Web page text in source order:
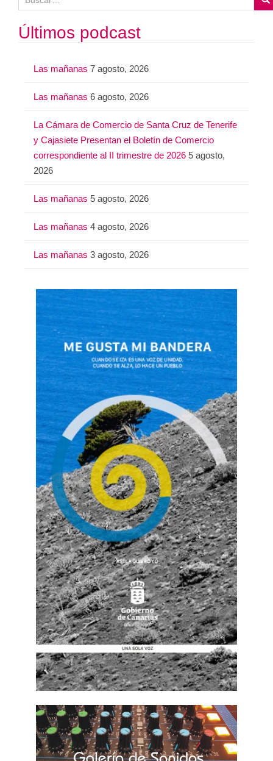
u
sÚltimos podcast
Las mañanas 7 agosto, 2026
Las mañanas 6 agosto, 2026
La Cámara de Comercio de Santa Cruz de Tenerife
y Cajasiete Presentan el Boletín de Comercio
correspondiente al II trimestre de 2026 5 agosto,
2026
Las mañanas 5 agosto, 2026
Las mañanas 4 agosto, 2026
Las mañanas 3 agosto, 2026